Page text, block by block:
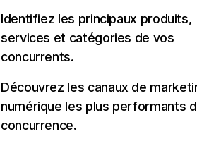
Identifiez les principaux produits,
services et catégories de vos
concurrents.
Découvrez les canaux de
numérique les plus performants
concurrence.